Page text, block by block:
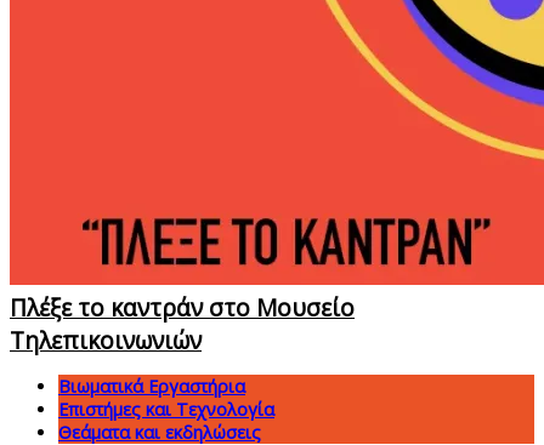
Πλέξε το καντράν στο Μουσείο
Τηλεπικοινωνιών
Βιωματικά Εργαστήρια
Επιστήμες και Τεχνολογία
Θεάματα και εκδηλώσεις